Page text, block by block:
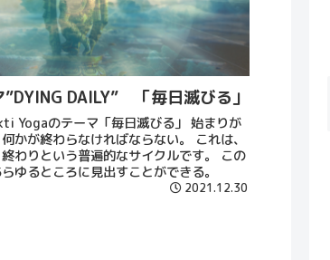
DAILY” 「毎日滅びる」
Yogaのテーマ「毎日滅びる」 始まりが
かが終わらなければならない。 これは、
わりという普遍的なサイクルです。 この
ゆるところに見出すことができる。
2021.12.30